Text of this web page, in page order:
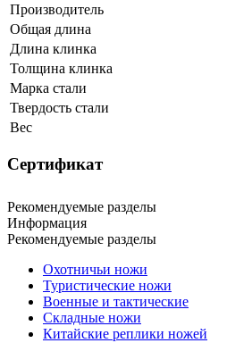
Производитель
Общая длина
Длина клинка
Толщина клинка
Марка стали
Твердость стали
Вес
Сертификат
Рекомендуемые разделы
Информация
Рекомендуемые разделы
Охотничьи ножи
Туристические ножи
Военные и тактические
Складные ножи
Китайские реплики ножей